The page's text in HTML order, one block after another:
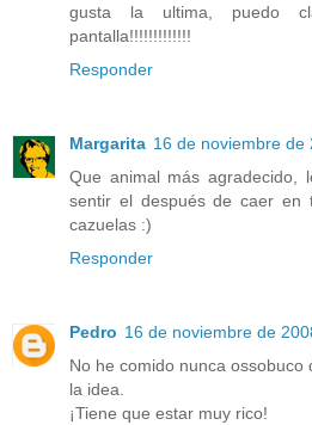
gusta la ultima, puedo
pantalla!!!!!!!!!!!!!
Responder
Margarita 16 de noviembre de
Que animal más agradecido,
sentir el después de caer en
cazuelas :)
Responder
Pedro 16 de noviembre de
No he comido nunca
la idea.
¡Tiene que estar muy rico!